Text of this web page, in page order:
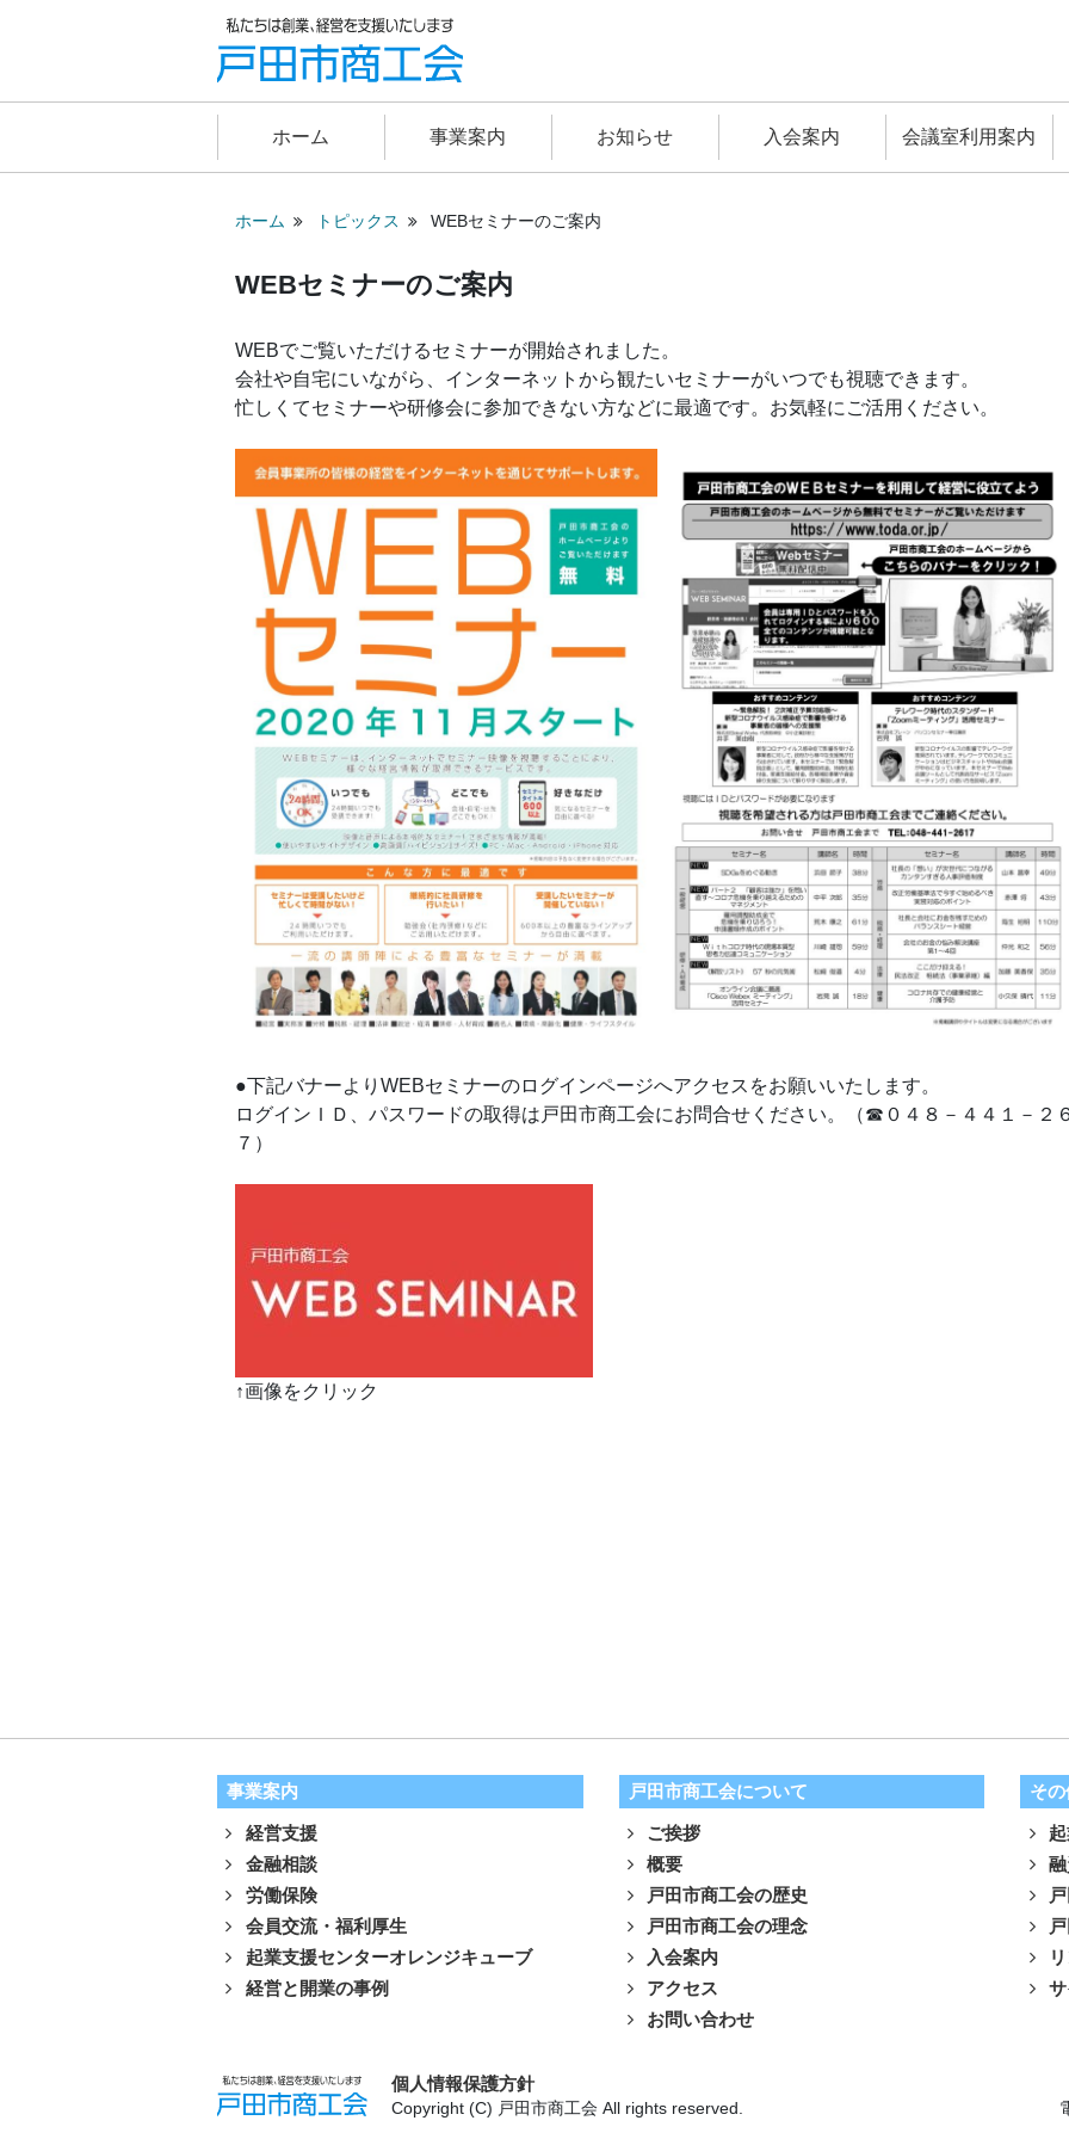
ホーム 事業案内 お知らせ 入会案内 会議室利用案内
ホーム トピックス WEBセミナーのご案内
WEBセミナーのご案内
WEBでご覧いただけるセミナーが開始されました。
会社や自宅にいながら、インターネットから観たいセミナーがいつでも視聴できます。
忙しくてセミナーや研修会に参加できない方などに最適です。お気軽にご活用ください。
●下記バナーよりWEBセミナーのログインページへアクセスをお願いいたします。
ログインＩＤ、パスワードの取得は戸田市商工会にお問合せください。（☎０４８－４４１－２
７）
↑画像をクリック
事業案内
経営支援
金融相談
労働保険
会員交流・福利厚生
起業支援センターオレンジキューブ
経営と開業の事例
戸田市商工会について
ご挨拶
概要
戸田市商工会の歴史
戸田市商工会の理念
入会案内
アクセス
お問い合わせ
そ
個人情報保護方針
Copyright (C) 戸田市商工会 All rights reserved.